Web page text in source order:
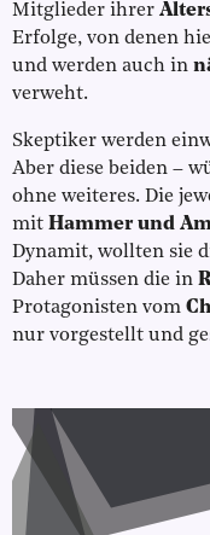
Mitglieder ihrer
Erfolge, von denen
und werden auch in
verweht.
Skeptiker werden
Aber diese beiden –
ohne weiteres. Die
mit Hammer und
Dynamit, wollten sie
Daher müssen die in
Protagonisten vom
nur vorgestellt und